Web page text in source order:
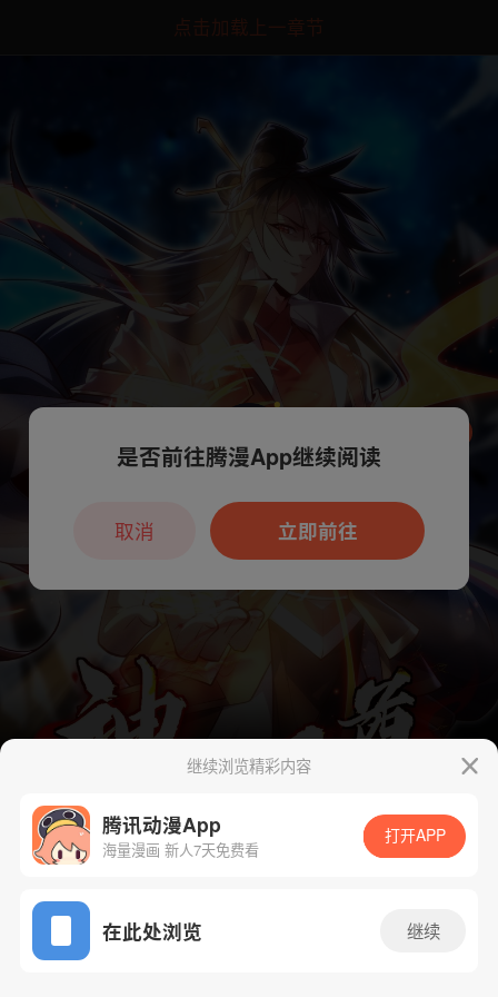
点击加载上一章节
App免费看
下一话 腾漫App免费看
继续浏览精彩内容
腾讯动漫App
海量漫画 新人7天免费看
打开APP
在此处浏览 继续
本章节仅支持App阅读，可打开App新用
户7天免费看
是否前往腾漫App继续阅读
立即前往
取消